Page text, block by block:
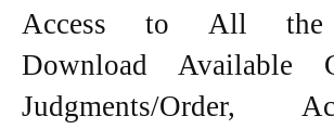
Access to All the
Download Available
Judgments/Order,